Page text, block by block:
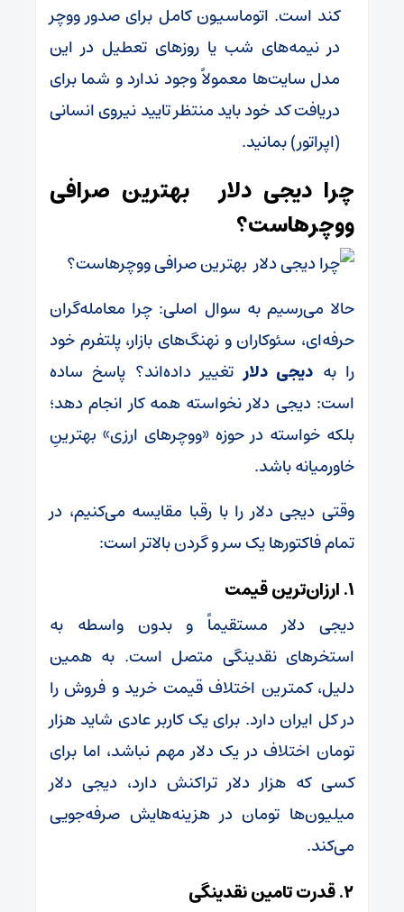
کند است. اتوماسیون کامل برای صدور ووچر
در نیمه‌های شب یا روزهای تعطیل در این
مدل سایت‌ها معمولاً وجود ندارد و شما برای
دریافت کد خود باید منتظر تایید نیروی انسانی
(اپراتور) بمانید.
چرا دیجی دلار بهترین صرافی
ووچرهاست؟
حالا می‌رسیم به سوال اصلی: چرا معامله‌گران
حرفه‌ای، سئوکاران و نهنگ‌های بازار، پلتفرم خود
را به دیجی دلارتغییر داده‌اند؟ پاسخ ساده
است: دیجی دلار نخواسته همه کار انجام دهد؛
بلکه خواسته در حوزه «ووچرهای ارزی» بهترینِ
خاورمیانه باشد.
وقتی دیجی دلار را با رقبا مقایسه می‌کنیم، در
تمام فاکتورها یک سر و گردن بالاتر است:
۱. ارزان‌ترین قیمت
دیجی دلار مستقیماً و بدون واسطه به
استخرهای نقدینگی متصل است. به همین
دلیل، کمترین اختلاف قیمت خرید و فروش را
در کل ایران دارد. برای یک کاربر عادی شاید هزار
تومان اختلاف در یک دلار مهم نباشد، اما برای
کسی که هزار دلار تراکنش دارد، دیجی دلار
میلیون‌ها تومان در هزینه‌هایش صرفه‌جویی
می‌کند.
۲. قدرت تامین نقدینگی